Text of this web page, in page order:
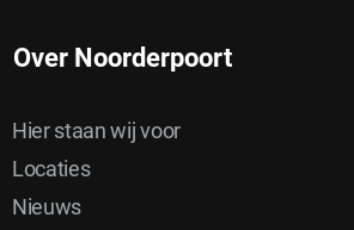
Over Noorderpoort
Hier staan wij voor
Locaties
Nieuws